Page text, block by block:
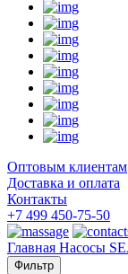
Оптовым клиентам
Доставка и оплата
Контакты
+7 499 450-75-50
Главная Насосы
Фильтр